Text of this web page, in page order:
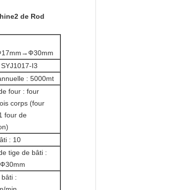
de Rod
I3
: 5000mt
four : four
corps (four
four de
: 10
tige de bâti :
: